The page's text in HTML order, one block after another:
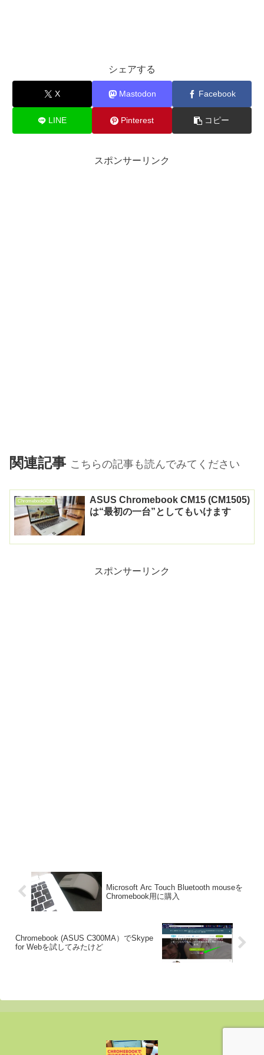
シェアする
X Mastodon Facebook
LINE Pinterest コピー
スポンサーリンク
関連記事 こちらの記事も読んでみてください
Chromebook関連
ASUS Chromebook CM15 (CM1505)
は“最初の一台”としてもいけます
スポンサーリンク
Microsoft Arc Touch Bluetooth mouseを
Chromebook用に購入
Chromebook (ASUS C300MA）でSkype
for Webを試してみたけど